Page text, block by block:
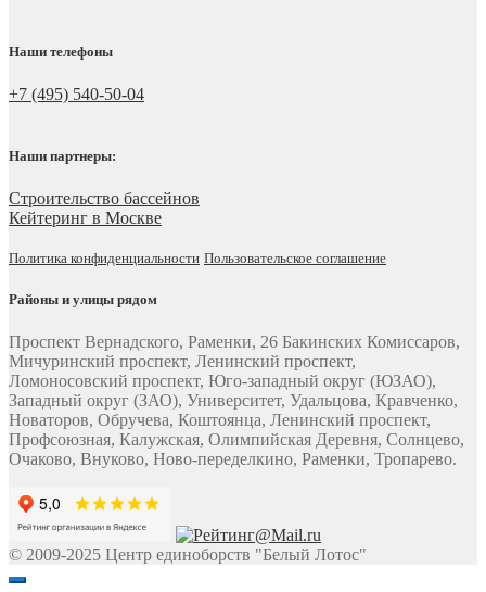
Наши телефоны
+7 (495) 540-50-04
Наши партнеры:
Строительство бассейнов
Кейтеринг в Москве
Политика конфиденциальности Пользовательское соглашение
Районы и улицы рядом
Проспект Вернадского, Раменки, 26 Бакинских Комиссаров,
Мичуринский проспект, Ленинский проспект,
Ломоносовский проспект, Юго-западный округ (ЮЗАО),
Западный округ (ЗАО), Университет, Удальцова, Кравченко,
Новаторов, Обручева, Коштоянца, Ленинский проспект,
Профсоюзная, Калужская, Олимпийская Деревня, Солнцево,
Очаково, Внуково, Ново-переделкино, Раменки, Тропарево.
© 2009-2025 Центр единоборств "Белый Лотос"